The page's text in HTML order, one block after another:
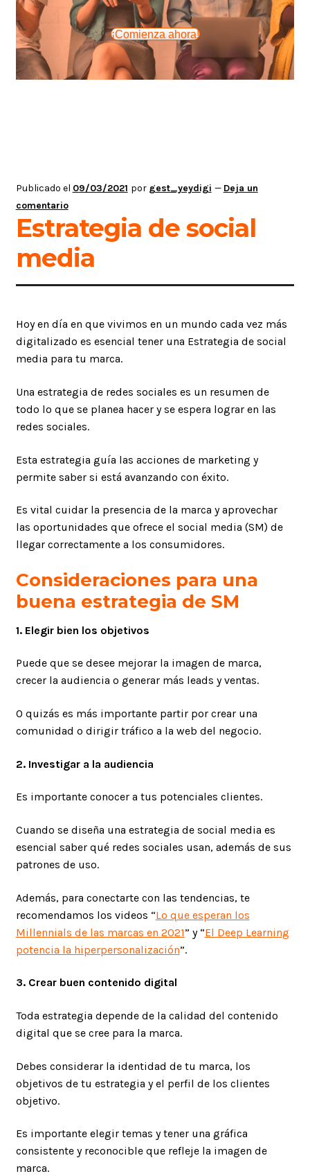
¡Comienza ahora!
Publicado el 09/03/2021 por gest_yeydigi — Deja un
comentario
Estrategia de social
media
Hoy en día en que vivimos en un mundo cada vez más
digitalizado es esencial tener una Estrategia de social
media para tu marca.
Una estrategia de redes sociales es un resumen de
todo lo que se planea hacer y se espera lograr en las
redes sociales.
Esta estrategia guía las acciones de marketing y
permite saber si está avanzando con éxito.
Es vital cuidar la presencia de la marca y aprovechar
las oportunidades que ofrece el social media (SM) de
llegar correctamente a los consumidores.
Consideraciones para una
buena estrategia de SM
1. Elegir bien los objetivos
Puede que se desee mejorar la imagen de marca,
crecer la audiencia o generar más leads y ventas.
O quizás es más importante partir por crear una
comunidad o dirigir tráfico a la web del negocio.
2. Investigar a la audiencia
Es importante conocer a tus potenciales clientes.
Cuando se diseña una estrategia de social media es
esencial saber qué redes sociales usan, además de sus
patrones de uso.
Además, para conectarte con las tendencias, te
recomendamos los videos “Lo que esperan los
Millennials de las marcas en 2021” y “El Deep Learning
potencia la hiperpersonalización”.
3. Crear buen contenido digital
Toda estrategia depende de la calidad del contenido
digital que se cree para la marca.
Debes considerar la identidad de tu marca, los
objetivos de tu estrategia y el perfil de los clientes
objetivo.
Es importante elegir temas y tener una gráfica
consistente y reconocible que refleje la imagen de
marca.